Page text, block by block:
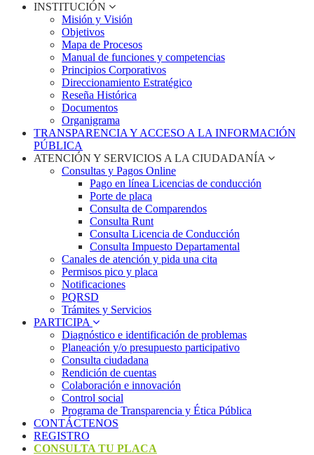
INSTITUCIÓN
Misión y Visión
Objetivos
Mapa de Procesos
Manual de funciones y competencias
Principios Corporativos
Direccionamiento Estratégico
Reseña Histórica
Documentos
Organigrama
TRANSPARENCIA Y ACCESO A LA INFORMACIÓN
PÚBLICA
ATENCIÓN Y SERVICIOS A LA CIUDADANÍA
Consultas y Pagos Online
Pago en línea Licencias de conducción
Porte de placa
Consulta de Comparendos
Consulta Runt
Consulta Licencia de Conducción
Consulta Impuesto Departamental
Canales de atención y pida una cita
Permisos pico y placa
Notificaciones
PQRSD
Trámites y Servicios
PARTICIPA
Diagnóstico e identificación de problemas
Planeación y/o presupuesto participativo​
Consulta ciudadana
Rendición de cuentas
Colaboración e innovación
Control social
Programa de Transparencia y Ética Pública
CONTÁCTENOS
REGISTRO
CONSULTA TU PLACA